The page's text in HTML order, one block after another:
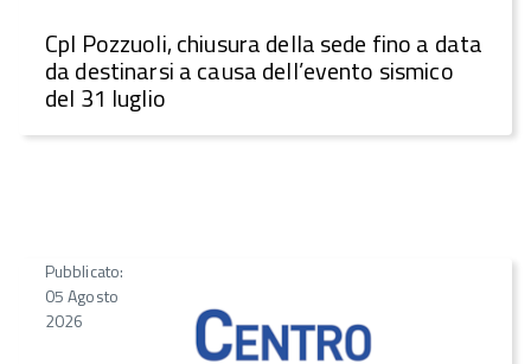
CpI Pozzuoli, chiusura della sede fino a data
da destinarsi a causa dell’evento sismico
del 31 luglio
Pubblicato:
05 Agosto
2026